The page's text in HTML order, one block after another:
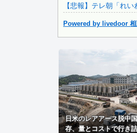
【悲報】テレ朝「れ
Powered by livedoor 相
日米のレアアース脱中
存、量とコストで行き